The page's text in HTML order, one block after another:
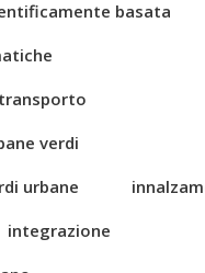
basata
verdi
urbane
integrazione